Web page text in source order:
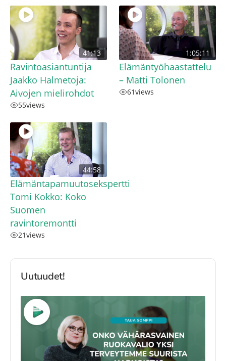
41:13
Ravintoasiantuntija
Jaakko Halmetoja:
Aivojen mielirohdot
55views
1:05:11
Elämäntyöhaastattelu
– Matti Tolonen
61views
44:58
Elämäntapamuutosekspertti
Tomi Kokko: Koko
Suomen
ravintoremontti
21views
Uutuudet!